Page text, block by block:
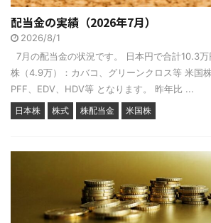
配当金の実績（2026年7月）
2026/8/1
7月の配当金の状況です。 日本円で合計10.3
株（4.9万）：カバコ、グリーンクロス等 米国
PFF、EDV、HDV等 となります。 昨年比 ...
日本株 株式 株配当金 米国株